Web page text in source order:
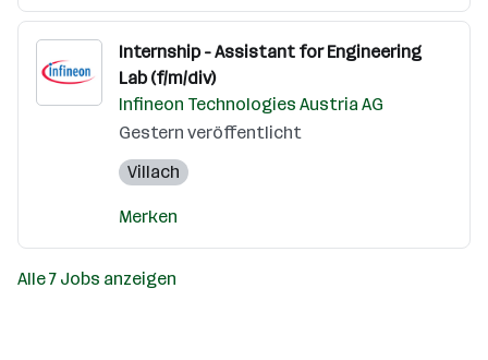
Internship - Assistant for Engineering
Lab (f/m/div)
Infineon Technologies Austria AG
Gestern veröffentlicht
Villach
Merken
Alle 7 Jobs anzeigen